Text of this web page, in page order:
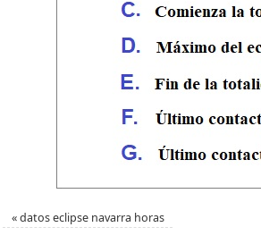
«datos eclipse navarra horas